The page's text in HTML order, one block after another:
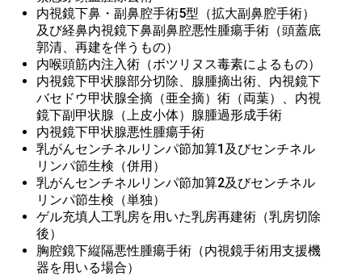
内視鏡下鼻・副鼻腔手術5型（拡大副鼻腔手術）
及び経鼻内視鏡下鼻副鼻腔悪性腫瘍手術（頭蓋底
郭清、再建を伴うもの）
内喉頭筋内注入術（ボツリヌス毒素によるもの）
内視鏡下甲状腺部分切除、腺腫摘出術、内視鏡下
バセドウ甲状腺全摘（亜全摘）術（両葉）、内視
鏡下副甲状腺（上皮小体）腺腫過形成手術
内視鏡下甲状腺悪性腫瘍手術
乳がんセンチネルリンパ節加算1及びセンチネル
リンパ節生検（併用）
乳がんセンチネルリンパ節加算2及びセンチネル
リンパ節生検（単独）
ゲル充填人工乳房を用いた乳房再建術（乳房切除
後）
胸腔鏡下縦隔悪性腫瘍手術（内視鏡手術用支援機
器を用いる場合）